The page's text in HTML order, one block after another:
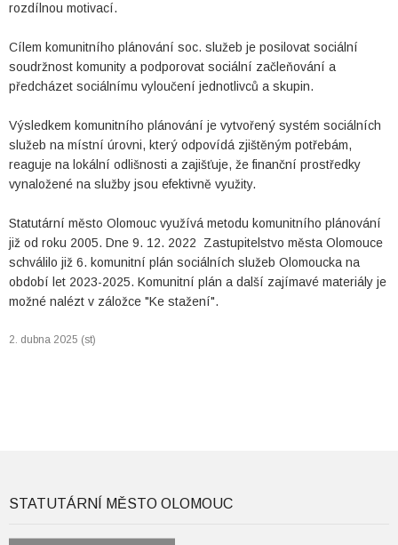
rozdílnou motivací.
Cílem komunitního plánování soc. služeb je posilovat sociální
soudržnost komunity a podporovat sociální začleňování a
předcházet sociálnímu vyloučení jednotlivců a skupin.
Výsledkem komunitního plánování je vytvořený systém sociálních
služeb na místní úrovni, který odpovídá zjištěným potřebám,
reaguje na lokální odlišnosti a zajišťuje, že finanční prostředky
vynaložené na služby jsou efektivně využity.
Statutární město Olomouc využívá metodu komunitního plánování
již od roku 2005. Dne 9. 12. 2022 Zastupitelstvo města Olomouce
schválilo již 6. komunitní plán sociálních služeb Olomoucka na
období let 2023-2025. Komunitní plán a další zajímavé materiály je
možné nalézt v záložce "Ke stažení".
2. dubna 2025 (st)
STATUTÁRNÍ MĚSTO OLOMOUC